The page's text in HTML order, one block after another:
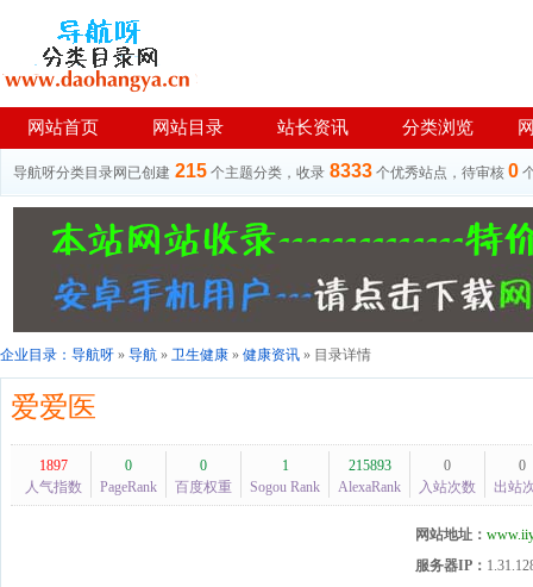
网站首页 网站目录 站长资讯 分类浏览
导航呀分类目录网已创建 215 个主题分类，收录 8333 个优秀站点，待审核 0
企业目录： 导航呀 » 导航 » 卫生健康 » 健康资讯 » 目录详情
爱爱医
1897
人气指数
0
PageRank
0
百度权重
1
Sogou Rank
215893
AlexaRank
0
入站次数
0
出站
网站地址：
服务器IP：